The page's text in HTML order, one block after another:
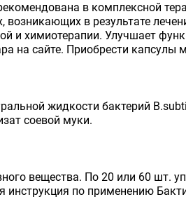
в комплексной
в результате
и химиотерапии. Улучшает
на сайте. Приобрести капсулы
жидкости бактерий
соевой муки.
вещества. По 20 или 60 шт.
по применению